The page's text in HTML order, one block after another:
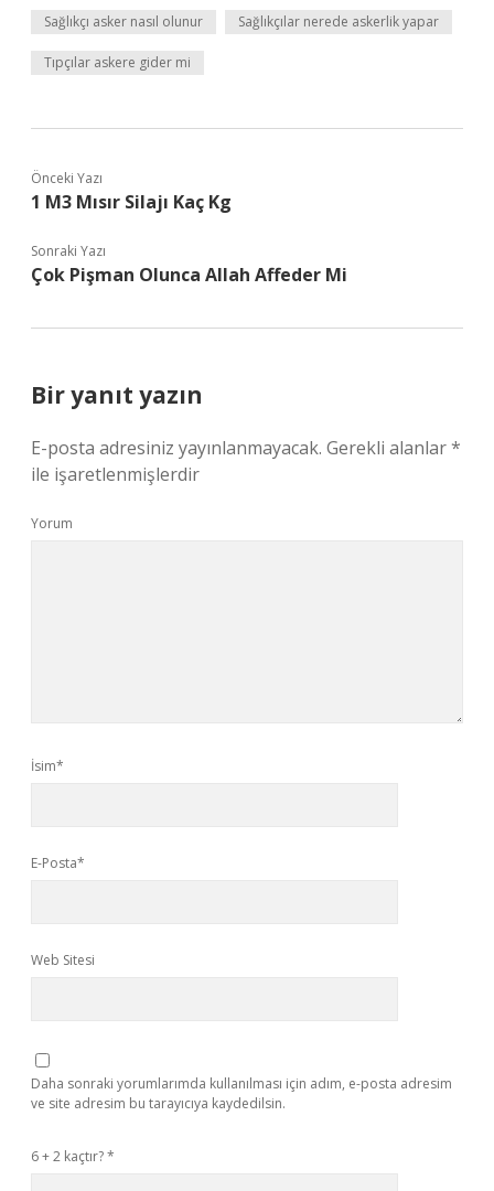
Sağlıkçı asker nasıl olunur Sağlıkçılar nerede askerlik yapar
Tıpçılar askere gider mi
Önceki Yazı
1 M3 Mısır Silajı Kaç Kg
Sonraki Yazı
Çok Pişman Olunca Allah Affeder Mi
Bir yanıt yazın
E-posta adresiniz yayınlanmayacak. Gerekli alanlar*
ile işaretlenmişlerdir
Yorum
İsim*
E-Posta*
Web Sitesi
Daha sonraki yorumlarımda kullanılması için adım, e-posta adresim
ve site adresim bu tarayıcıya kaydedilsin.
6 + 2 kaçtır?*